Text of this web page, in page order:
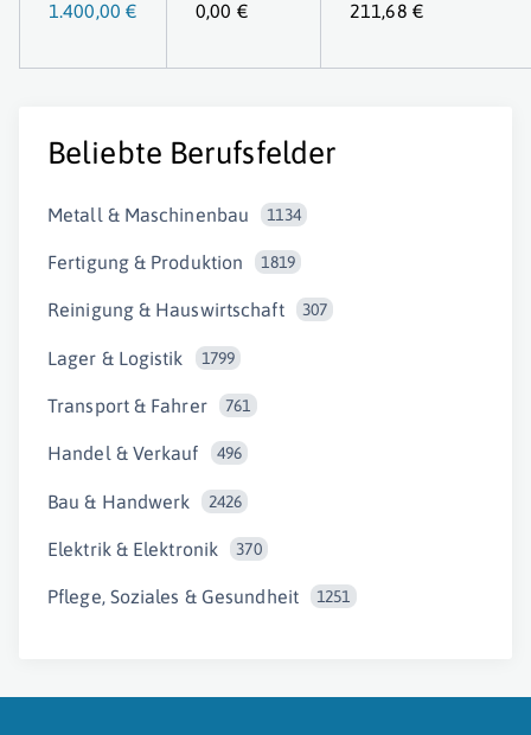
1.400,00 € 0,00 € 211,68 €
Beliebte Berufsfelder
Metall & Maschinenbau 1134
Fertigung & Produktion 1819
Reinigung & Hauswirtschaft 307
Lager & Logistik 1799
Transport & Fahrer 761
Handel & Verkauf 496
Bau & Handwerk 2426
Elektrik & Elektronik 370
Pflege, Soziales & Gesundheit 1251